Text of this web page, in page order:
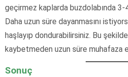
geçirmez kaplarda buzdolabında 3-
Daha uzun süre dayanmasını
haşlayıp dondurabilirsiniz. Bu
kaybetmeden uzun süre muhafaza
Sonuç